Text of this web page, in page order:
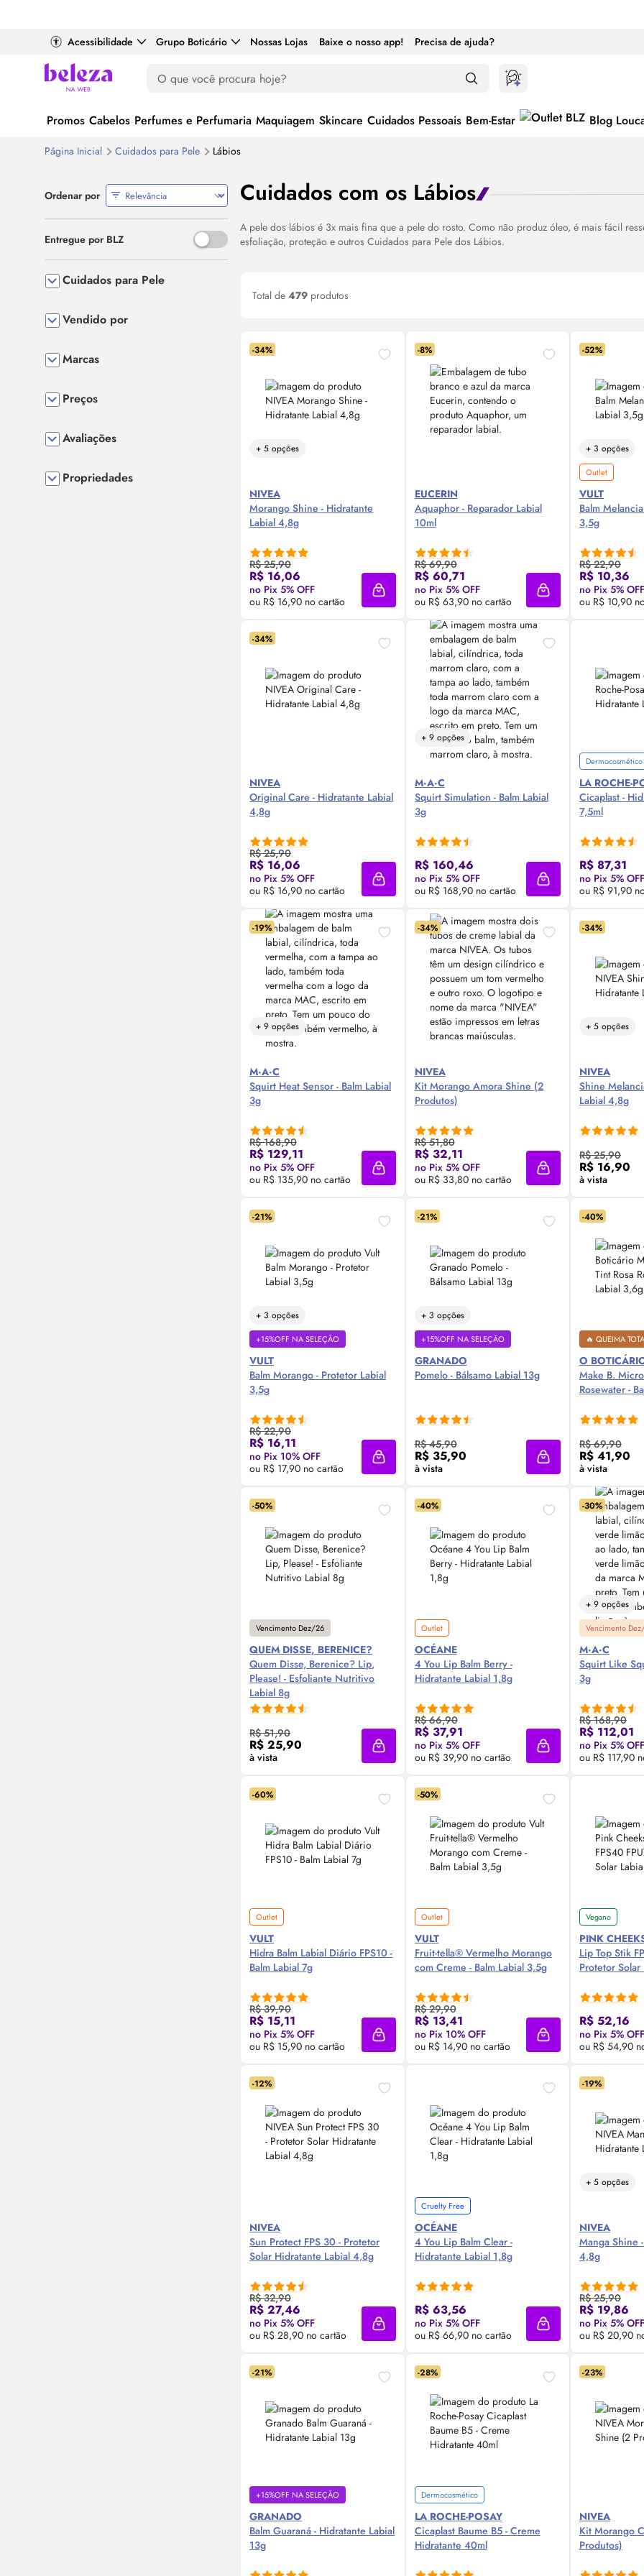
Acessibilidade Grupo Boticário Nossas Lojas Baixe o nosso app! Precisa de ajuda?
Promos Cabelos Perfumes e Perfumaria Maquiagem Skincare Cuidados Pessoais Bem-Estar Blog
Página Inicial Cuidados para Pele Lábios
Cuidados com os Lábios
A pele dos lábios é 3x mais fina que a pele do rosto. Como não produz óleo, é mais fácil
esfoliação, proteção e outros Cuidados para Pele dos Lábios.
Total de479 produtos
-34%
+ 5 opções
NIVEA
Morango Shine - Hidratante
Labial 4,8g
R$ 25,90
R$ 16,06
no Pix 5% OFF
ou R$ 16,90 no cartão
Compre Agora ❯
Adicionar à sacola
-8%
EUCERIN
Aquaphor - Reparador Labial
10ml
R$ 69,90
R$ 60,71
no Pix 5% OFF
ou R$ 63,90 no cartão
Compre Agora ❯
Adicionar à sacola
-52%
+ 3 opções
Outlet
VULT
Balm
3,5g
R$ 22,90
R$ 10,36
no Pix 5% OFF
ou R$ 10,90
-34%
NIVEA
Original Care - Hidratante Labial
4,8g
R$ 25,90
R$ 16,06
no Pix 5% OFF
ou R$ 16,90 no cartão
Compre Agora ❯
Adicionar à sacola
+ 9 opções
M·A·C
Squirt Simulation - Balm Labial
3g
R$ 160,46
no Pix 5% OFF
ou R$ 168,90 no cartão
Compre Agora ❯
Adicionar à sacola
Dermocosmético
LA ROCHE-
Cicaplast -
7,5ml
R$ 87,31
no Pix 5% OFF
ou R$ 91,90
-19%
+ 9 opções
M·A·C
Squirt Heat Sensor - Balm Labial
3g
R$ 168,90
R$ 129,11
no Pix 5% OFF
ou R$ 135,90 no cartão
Compre Agora ❯
Adicionar à sacola
-34%
NIVEA
Kit Morango Amora Shine (2
Produtos)
R$ 51,80
R$ 32,11
no Pix 5% OFF
ou R$ 33,80 no cartão
Compre Agora ❯
Adicionar à sacola
-34%
+ 5 opções
NIVEA
Shine
Labial 4,8g
R$ 25,90
R$ 16,90
à vista
-21%
+ 3 opções
+15%OFF NA SELEÇÃO
VULT
Balm Morango - Protetor Labial
3,5g
R$ 22,90
R$ 16,11
no Pix 10% OFF
ou R$ 17,90 no cartão
Compre Agora ❯
Adicionar à sacola
-21%
+ 3 opções
+15%OFF NA SELEÇÃO
GRANADO
Pomelo - Bálsamo Labial 13g
R$ 45,90
R$ 35,90
à vista
Compre Agora ❯
Adicionar à sacola
-40%
🔥 QUEIMA
O
Make B.
Rosewater -
R$ 69,90
R$ 41,90
à vista
-50%
Vencimento Dez/26
QUEM DISSE, BERENICE?
Quem Disse, Berenice? Lip,
Please! - Esfoliante Nutritivo
Labial 8g
R$ 51,90
R$ 25,90
à vista
Compre Agora ❯
Adicionar à sacola
-40%
Outlet
OCÉANE
4 You LipBalm Berry -
Hidratante Labial 1,8g
R$ 66,90
R$ 37,91
no Pix 5% OFF
ou R$ 39,90 no cartão
Compre Agora ❯
Adicionar à sacola
-30%
+ 9 opções
Vencimento
M·A·C
Squirt Like
3g
R$ 168,90
R$ 112,01
no Pix 5% OFF
ou R$ 117,90
-60%
Outlet
VULT
Hidra Balm Labial Diário FPS10 -
Balm Labial 7g
R$ 39,90
R$ 15,11
no Pix 5% OFF
ou R$ 15,90 no cartão
Compre Agora ❯
Adicionar à sacola
-50%
Outlet
VULT
Fruit-tella® Vermelho Morango
com Creme - Balm Labial 3,5g
R$ 29,90
R$ 13,41
no Pix 10% OFF
ou R$ 14,90 no cartão
Compre Agora ❯
Adicionar à sacola
Vegano
PINK
Lip Top Stik
Protetor
R$ 52,16
no Pix 5% OFF
ou R$ 54,90
-12%
NIVEA
Sun ProtectFPS 30 - Protetor
Solar Hidratante Labial 4,8g
R$ 32,90
R$ 27,46
no Pix 5% OFF
ou R$ 28,90 no cartão
Compre Agora ❯
Adicionar à sacola
Cruelty Free
OCÉANE
4 You LipBalm Clear -
Hidratante Labial 1,8g
R$ 63,56
no Pix 5% OFF
ou R$ 66,90 no cartão
Compre Agora ❯
Adicionar à sacola
-19%
+ 5 opções
NIVEA
Manga Shine
4,8g
R$ 25,90
R$ 19,86
no Pix 5% OFF
ou R$ 20,90
-21%
+15%OFF NA SELEÇÃO
GRANADO
Balm Guaraná - Hidratante Labial
13g
-28%
Dermocosmético
LA ROCHE-POSAY
Cicaplast Baume B5 - Creme
Hidratante 40ml
-23%
NIVEA
Kit Morango
Produtos)
Ordenar por
Entregue por BLZ Use o espaço ou Enter para alternar entre ativado e desativado
Cuidados para Pele
Vendido por
Marcas
Preços
Avaliações
Propriedades